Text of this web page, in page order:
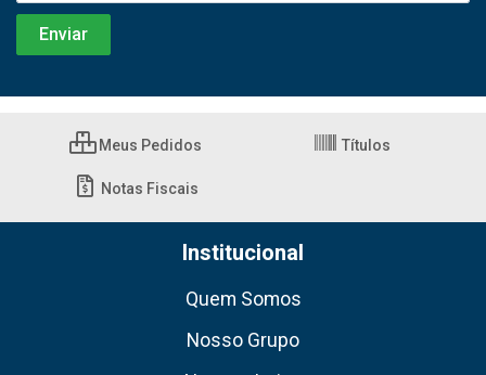
Meus Pedidos Títulos
Notas Fiscais
Institucional
Quem Somos
Nosso Grupo